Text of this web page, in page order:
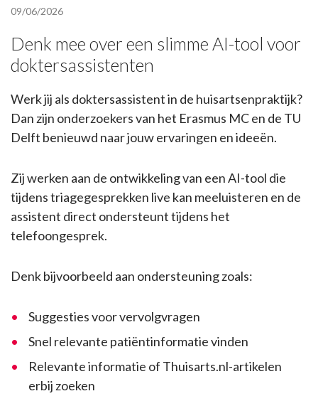
09/06/2026
Denk mee over een slimme AI-tool voor
doktersassistenten
Werk jij als doktersassistent in de huisartsenpraktijk?
Dan zijn onderzoekers van het Erasmus MC en de TU
Delft benieuwd naar jouw ervaringen en ideeën.
Zij werken aan de ontwikkeling van een AI-tool die
tijdens triagegesprekken live kan meeluisteren en de
assistent direct ondersteunt tijdens het
telefoongesprek.
Denk bijvoorbeeld aan ondersteuning zoals:
Suggesties voor vervolgvragen
Snel relevante patiëntinformatie vinden
Relevante informatie of Thuisarts.nl-artikelen
erbij zoeken